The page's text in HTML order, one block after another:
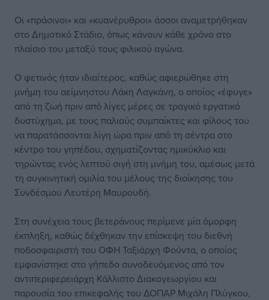
Οι «πράσινοι» και «κυανέρυθροι» άσσοι αναμετρήθηκαν
στο Δημοτικό Στάδιο, όπως κάνουν κάθε χρόνο στο
πλαίσιο του μεταξύ τους φιλικού αγώνα.
Ο φετινός ήταν ιδιαίτερος, καθώς αφιερώθηκε στη
μνήμη του αείμνηστου Λάκη Λαγκάνη, ο οποίος «έφυγε»
από τη ζωή πριν από λίγες μέρες σε τραγικό εργατικό
δυστύχημα, με τους παλιούς συμπαίκτες και φίλους του
να παρατάσσονται λίγη ώρα πριν από τη σέντρα στο
κέντρο του γηπέδου, σχηματίζοντας ημικύκλιο και
τηρώντας ενός λεπτού σιγή στη μνήμη του, αμέσως μετά
τη συγκινητική ομιλία του μέλους της διοίκησης του
Συνδέσμου Λευτέρη Μαυρουδή.
Στη συνέχεια τους βετεράνους περίμενε μία όμορφη
έκπληξη, καθώς δέχθηκαν την επίσκεψη του διεθνή
ποδοσφαιριστή του ΟΦΗ Ταξιάρχη Φούντα, ο οποίος
εμφανίστηκε στο γήπεδο συνοδευόμενος από τον
αντιπεριφερειάρχη Κάλλιστο Διακογεωργίου και
παρουσία του επικεφαλής του ΔΟΠΑΡ Μιχάλη Πλύγκου,